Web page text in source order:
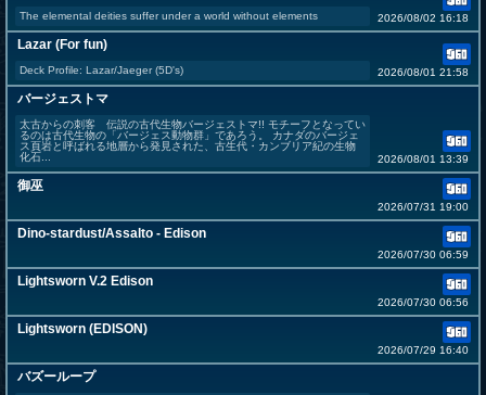
The elemental deities suffer under a world without elements 2026/08/02 16:18
Lazar (For fun)
Deck Profile: Lazar/Jaeger (5D's) 2026/08/01 21:58
バージェストマ
太古からの刺客 伝説の古代生物バージェストマ!! モチーフとなってい
るのは古代生物の「バージェス動物群」であろう。 カナダのバージェ
ス頁岩と呼ばれる地層から発見された、古生代・カンブリア紀の生物
化石...
2026/08/01 13:39
御巫
2026/07/31 19:00
Dino-stardust/Assalto - Edison
2026/07/30 06:59
Lightsworn V.2 Edison
2026/07/30 06:56
Lightsworn (EDISON)
2026/07/29 16:40
バズーループ